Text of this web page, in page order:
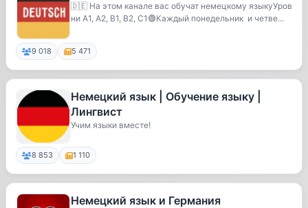
🇩🇪 На этом канале вас обучат немецкому языкуУров
ни А1, А2, В1, В2, С1🟢Каждый понедельник и четве...
9 018 5 471
Немецкий язык | Обучение языку |
Лингвист
Учим языки вместе!
8 853 1 110
Немецкий язык и Германия